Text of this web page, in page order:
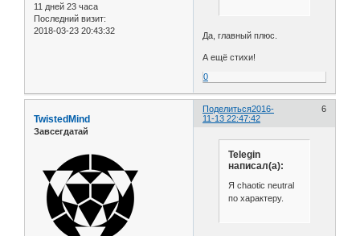
11 дней 23 часа
Последний визит:
2018-03-23 20:43:32
Да, главный плюс.
А ещё стихи!
0
Поделиться 6
2016-
11-13 22:47:42
TwistedMind
Завсегдатай
Telegin
написал(а):
Я chaotic neutral
по характеру.